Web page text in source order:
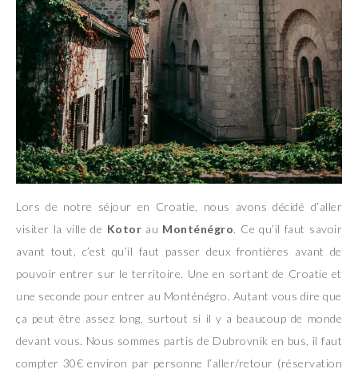
Lors de notre séjour en Croatie, nous avons décidé d’aller
visiter la ville de Kotor au Monténégro. Ce qu’il faut savoir
avant tout, c’est qu’il faut passer deux frontières avant de
pouvoir entrer sur le territoire. Une en sortant de Croatie et
une seconde pour entrer au Monténégro. Autant vous dire que
ça peut être assez long, surtout si il y a beaucoup de monde
devant vous. Nous sommes partis de Dubrovnik en bus, il faut
compter 30€ environ par personne l’aller/retour (réservation